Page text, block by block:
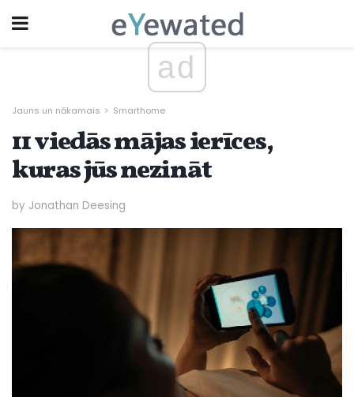
ad
Jauns un nākamais Smarthome
11 viedās mājas ierīces,
kuras jūs nezināt
by Jonathan Deesing